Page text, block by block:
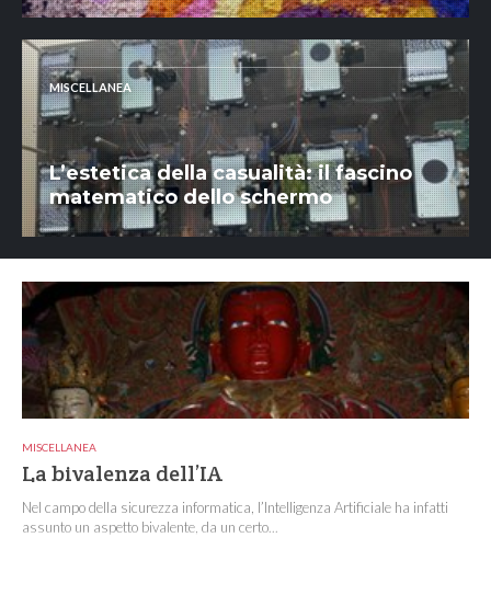
MISCELLANEA
L’estetica della casualità: il fascino
matematico dello schermo
MISCELLANEA
La bivalenza dell’IA
Nel campo della sicurezza informatica, l’Intelligenza Artificiale ha infatti
assunto un aspetto bivalente, da un certo...